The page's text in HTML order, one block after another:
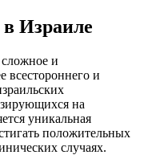
Израиле
и
всестороннего и
на
уникальная
положительных
случаях.